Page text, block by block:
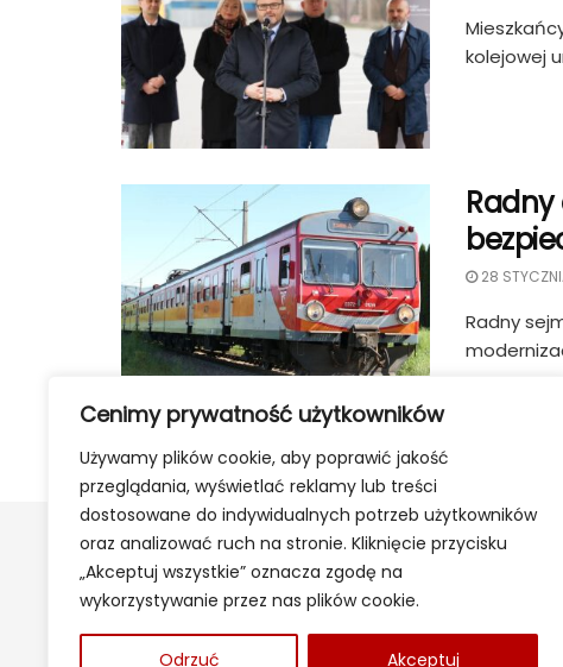
Cenimy prywatność użytkowników
Używamy plików cookie, aby poprawić jakość
przeglądania, wyświetlać reklamy lub treści
dostosowane do indywidualnych potrzeb użytkowników
oraz analizować ruch na stronie. Kliknięcie przycisku
„Akceptuj wszystkie” oznacza zgodę na
wykorzystywanie przez nas plików cookie.
Odrzuć Akceptuj
kolejowej
28
Radny